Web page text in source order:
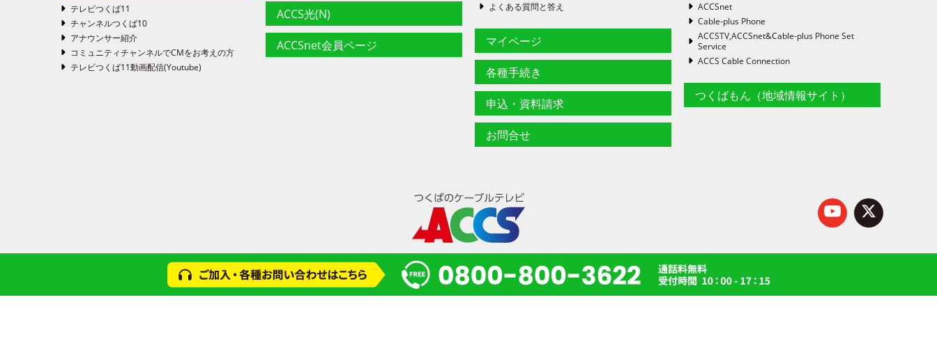
テレビつくば11
チャンネルつくば10
アナウンサー紹介
コミュニティチャンネルでCMをお考えの方
テレビつくば11動画配信(Youtube)
ACCS光(N)
ACCSnet会員ページ
よくある質問と答え
マイページ
各種手続き
申込・資料請求
お問合せ
ACCSnet
Cable-plus Phone
ACCSTV,ACCSnet&Cable-plus Phone Set
Service
ACCS Cable Connection
つくばもん（地域情報サイト）
© 2024 一般財団法人 研究学園都市コミュニティケーブルサービス(ACCS)